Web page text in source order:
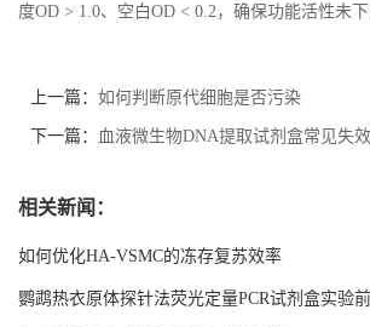
度OD > 1.0、空白OD < 0.2，确保功能活性未下
上一篇： 如何判断原代细胞是否污染
下一篇： 血液微生物DNA提取试剂盒常见失
相关新闻：
如何优化HA-VSMC的冻存复苏效率
鹦鹉热衣原体探针法荧光定量PCR试剂盒实验